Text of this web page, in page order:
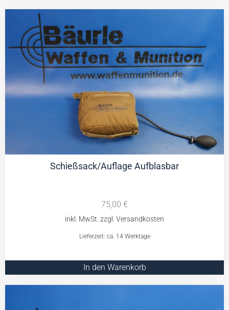
Schießsack/Auflage Aufblasbar
75,00 €
Lieferzeit: ca. 14 Werktage
In den Warenkorb